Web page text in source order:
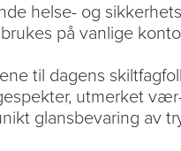
helse- og
på vanlige
til dagens
utmerket
glansbevaring av